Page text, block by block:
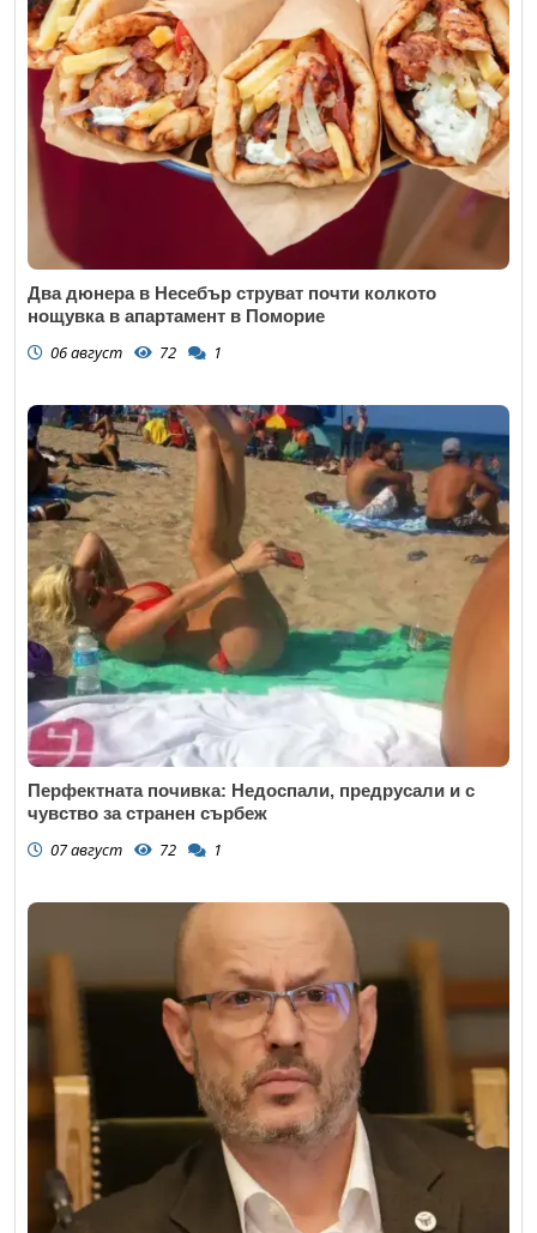
Два дюнера в Несебър струват почти колкото
нощувка в апартамент в Поморие
06 август 72 1
Перфектната почивка: Недоспали, предрусали и с
чувство за странен сърбеж
07 август 72 1